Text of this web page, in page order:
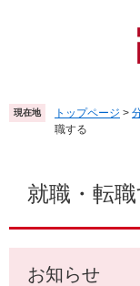
頭
で
飛
ば
現在地 トップページ >
職する
就職・転
お知らせ